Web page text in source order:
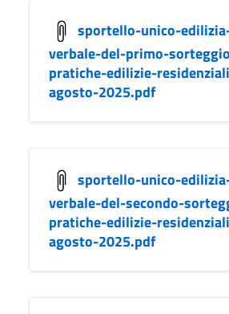
sportello-unico-
verbale-del-primo-
pratiche-edilizie-
agosto-2025.pdf
sportello-unico-
verbale-del-secondo-
pratiche-edilizie-
agosto-2025.pdf